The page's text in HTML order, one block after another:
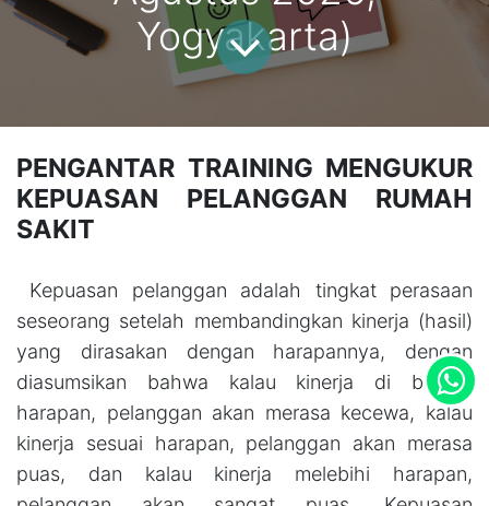
Yogyakarta)
PENGANTAR TRAINING MENGUKUR
KEPUASAN PELANGGAN RUMAH
SAKIT
Kepuasan pelanggan adalah tingkat perasaan
seseorang setelah membandingkan kinerja (hasil)
yang dirasakan dengan harapannya, dengan
diasumsikan bahwa kalau kinerja di bawah
harapan, pelanggan akan merasa kecewa, kalau
kinerja sesuai harapan, pelanggan akan merasa
puas, dan kalau kinerja melebihi harapan,